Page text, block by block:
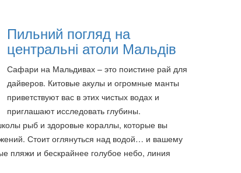
Пильний погляд на
центральні атоли Мальдів
Сафари на Мальдивах – это поистине рай для
дайверов. Китовые акулы и огромные манты
приветствуют вас в этих чистых водах и
приглашают исследовать глубины.
рыб и здоровые кораллы, которые вы
Стоит оглянуться над водой… и вашему
пляжи и бескрайнее голубое небо, линия